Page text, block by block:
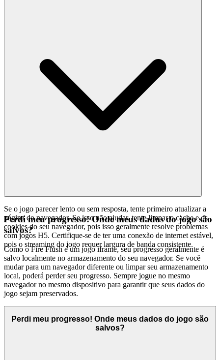
Se o jogo parecer lento ou sem resposta, tente primeiro atualizar a
página do navegador. Se isso não ajudar, tente limpar o cache e os
cookies do seu navegador, pois isso geralmente resolve problemas
com jogos H5. Certifique-se de ter uma conexão de internet estável,
pois o streaming do jogo requer largura de banda consistente.
Perdi meu progresso! Onde meus dados do jogo são
salvos?
Como o Fire Flush é um jogo iframe, seu progresso geralmente é
salvo localmente no armazenamento do seu navegador. Se você
mudar para um navegador diferente ou limpar seu armazenamento
local, poderá perder seu progresso. Sempre jogue no mesmo
navegador no mesmo dispositivo para garantir que seus dados do
jogo sejam preservados.
Perdi meu progresso! Onde meus dados do jogo são
salvos?